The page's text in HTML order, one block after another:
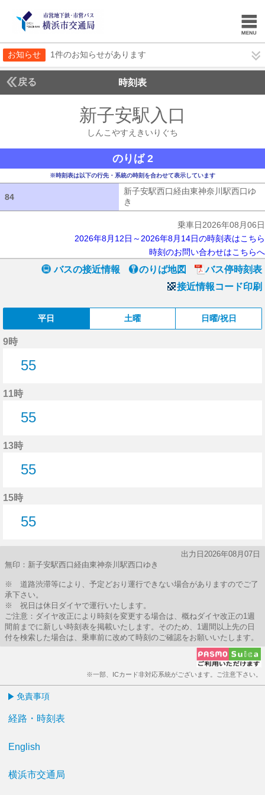
お知らせ 1件のお知らせがあります
戻る 時刻表
新子安駅入口
しんこやすえきいりぐち
のりば 2
※時刻表は以下の行先・系統の時刻を合わせて表示しています
84
新子安駅西口経由東神奈川駅西口ゆ
き
乗車日2026年08月06日
2026年8月12日～2026年8月14日の時刻表はこちら
時刻のお問い合わせはこちらへ
バスの接近情報 のりば地図
バス停時刻表
接近情報コード印刷
平日 土曜 日曜/祝日
9時
55
11時
55
13時
55
15時
55
出力日2026年08月07日
無印：新子安駅西口経由東神奈川駅西口ゆき
※ 道路渋滞等により、予定どおり運行できない場合がありますのでご了
承下さい。
※ 祝日は休日ダイヤで運行いたします。
ご注意：ダイヤ改正により時刻を変更する場合は、概ねダイヤ改正の1週
間前までに新しい時刻表を掲載いたします。そのため、1週間以上先の日
付を検索した場合は、乗車前に改めて時刻のご確認をお願いいたします。
※一部、ICカード非対応系統がございます。ご注意下さい。
免責事項
経路・時刻表
English
横浜市交通局